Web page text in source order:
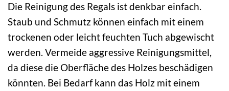
Die Reinigung des Regals ist denkbar einfach.
Staub und Schmutz können einfach mit einem
trockenen oder leicht feuchten Tuch abgewischt
werden. Vermeide aggressive Reinigungsmittel,
da diese die Oberfläche des Holzes beschädigen
könnten. Bei Bedarf kann das Holz mit einem